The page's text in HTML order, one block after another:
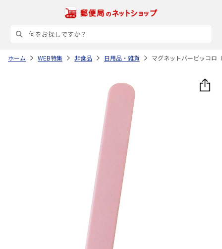
ホーム WEB特集 非食品 日用品・雑貨 マグネットバーピッコ